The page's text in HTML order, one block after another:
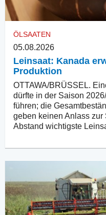
ÖLSAATEN
05.08.2026
Leinsaat: Kanada
Produktion
OTTAWA/BRÜSSEL.
dürfte in der Saison
führen; die
geben keinen Anlass zur
Abstand wichtigste